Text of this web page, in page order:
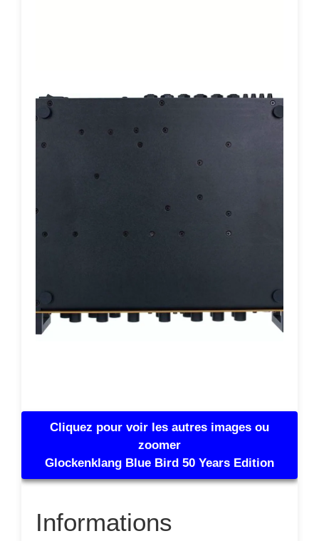
Cliquez pour voir les autres images ou
zoomer
Glockenklang Blue Bird 50 Years Edition
Informations